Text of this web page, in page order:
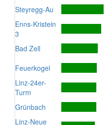
Steyregg-Au
Enns-Kristein
3
Bad Zell
Feuerkogel
Linz-24er-
Turm
Grünbach
Linz-Neue